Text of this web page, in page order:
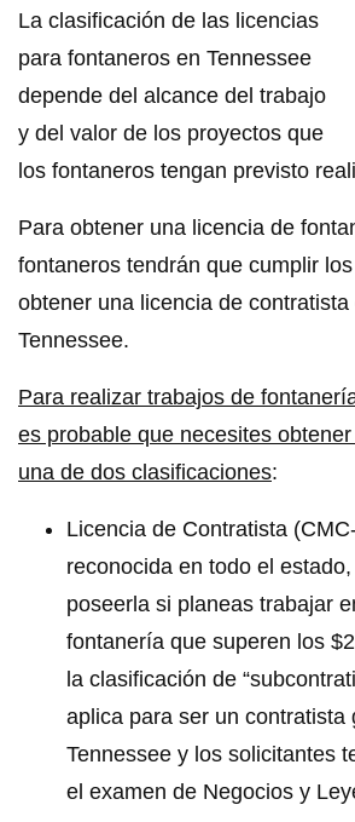
La clasificación de las licencias
para fontaneros en Tennessee
depende del alcance del trabajo
y del valor de los proyectos que
los fontaneros tengan previsto
Para obtener una licencia de
fontaneros tendrán que cumplir
obtener una licencia de contratista
Tennessee.
Para realizar trabajos de
es probable que necesites
una de dos clasificaciones:
Licencia de Contratista
reconocida en todo el
poseerla si planeas trabajar
fontanería que superen los
la clasificación de
aplica para ser un contratista
Tennessee y los solicitantes
el examen de Negocios y